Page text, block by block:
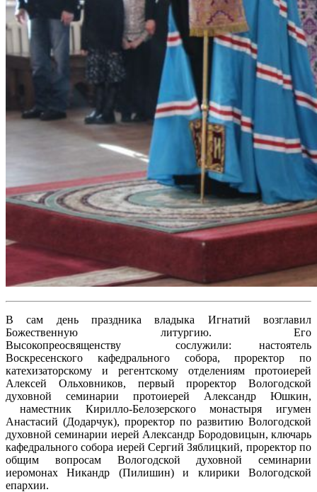
В сам день праздника владыка Игнатий возглавил
Божественную литургию. Его
Высокопреосвященству сослужили: настоятель
Воскресенского кафедрального собора, проректор по
катехизаторскому и регентскому отделениям протоиерей
Алексей Ольховников, первый проректор Вологодской
духовной семинарии протоиерей Александр Юшкин,
наместник Кирилло-Белозерского монастыря игумен
Анастасий (Додарчук), проректор по развитию Вологодской
духовной семинарии иерей Александр Бородовицын, ключарь
кафедрального собора иерей Сергий Зяблицкий, проректор по
общим вопросам Вологодской духовной семинарии
иеромонах Никандр (Пилишин) и клирики Вологодской
епархии.